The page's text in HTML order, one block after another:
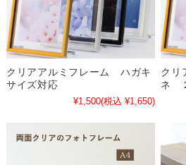
クリアアルミフレーム ハガキ
サイズ対応
¥1,500(税込 ¥1,650)
クリ
ネ